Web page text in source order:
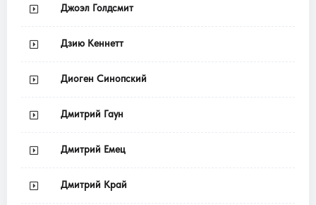
Джоэл Голдсмит
Дзию Кеннетт
Диоген Синопский
Дмитрий Гаун
Дмитрий Емец
Дмитрий Край